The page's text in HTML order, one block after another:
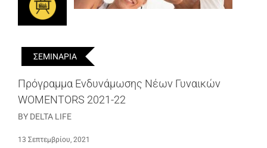
ΣΕΜΙΝΑΡΙΑ
Πρόγραμμα Ενδυνάμωσης Νέων Γυναικών
WOMENTORS 2021-22
BY DELTA LIFE
13 Σεπτεμβρίου, 2021